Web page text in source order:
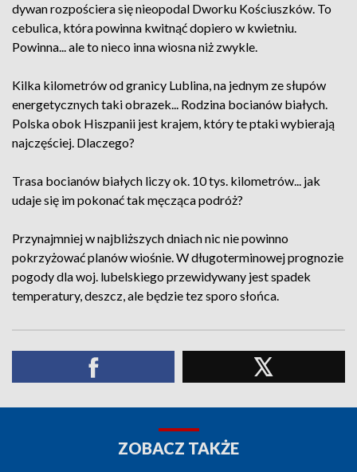
dywan rozpościera się nieopodal Dworku Kościuszków. To
cebulica, która powinna kwitnąć dopiero w kwietniu.
Powinna... ale to nieco inna wiosna niż zwykle.
Kilka kilometrów od granicy Lublina, na jednym ze słupów
energetycznych taki obrazek... Rodzina bocianów białych.
Polska obok Hiszpanii jest krajem, który te ptaki wybierają
najczęściej. Dlaczego?
Trasa bocianów białych liczy ok. 10 tys. kilometrów... jak
udaje się im pokonać tak męcząca podróż?
Przynajmniej w najbliższych dniach nic nie powinno
pokrzyżować planów wiośnie. W długoterminowej prognozie
pogody dla woj. lubelskiego przewidywany jest spadek
temperatury, deszcz, ale będzie tez sporo słońca.
ZOBACZ TAKŻE